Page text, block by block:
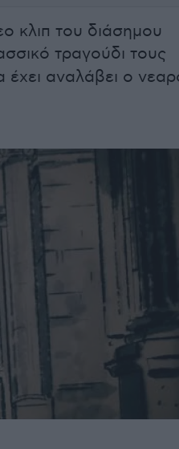
κλιπ του διάσημου
τραγούδι τους
έχει αναλάβει ο